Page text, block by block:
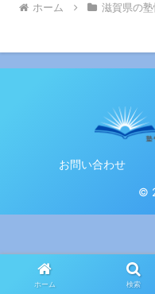
ホーム 滋賀県の
お問い合わせ
©
ホーム 検索